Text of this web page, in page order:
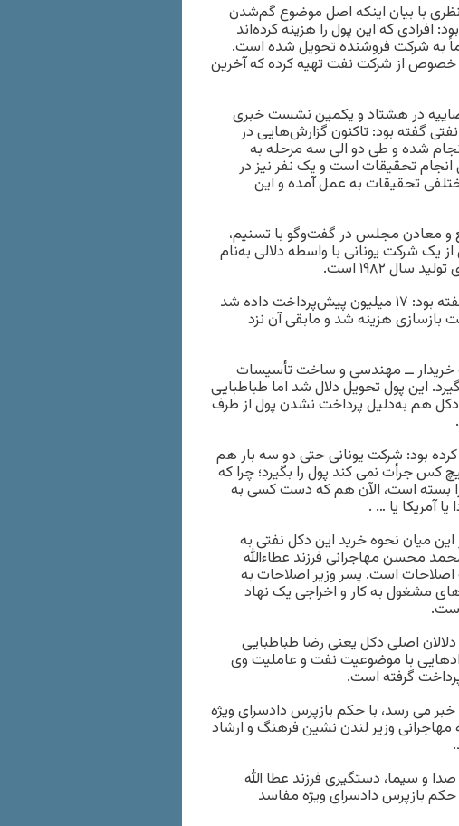
با بیان اینکه اصل موضوع گم‌شدن
افرادی که این پول را هزینه کرده‌اند
به شرکت فروشنده تحویل شده است.
۸ گزارش مفصل در این خصوص از شرکت نفت تهیه کرده که آخرین
در هشتاد و یکمین نشست خبری
گفته بود: تاکنون گزارش‌هایی در
شده و طی دو الی سه مرحله به
تحقیقات است و یک نفر نیز در
تحقیقات به عمل آمده و این
معادن مجلس در گفت‌وگو با تسنیم،
یک شرکت یونانی با واسطه دلالی به‌نام
وی با بیان اینکه دکل مورد نظر یک دکل اوراق شده بود، گفته بود: ۱۷ میلیون پیش‌پرداخت داده شد
بازسازی هزینه شد و مابقی آن نزد
ــ مهندسی و ساخت تأسیسات
را تحویل بگیرد. این پول تحویل دلال شد اما طباطبایی
هم به‌دلیل پرداخت نشدن پول از طرف
بود: شرکت یونانی حتی دو سه بار هم
بگیرید” اما هیچ کس جرأت نمی کند پول را بگیرد؛ چرا که
را بسته است، الآن هم که دست کسی به
آمریکا یا … .
میان نحوه خرید این دکل نفتی به
محسن مهاجرانی فرزند عطاءالله
است. پسر وزیر اصلاحات به
مشغول به کار و اخراجی یک نهاد
اصلی دکل یعنی رضا طباطبایی
۴۰ درصد از همه قراردادهایی با موضوعیت نفت و عاملیت وی
می رسد، با حکم بازپرس دادسرای ویژه
وزیر لندن نشین فرهنگ و ارشاد
و سیما، دستگیری فرزند عطا الله
بازپرس دادسرای ویژه مفاسد